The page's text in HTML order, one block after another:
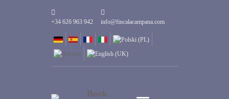
+34 626 963 942 info@fincalacampana.com
Book